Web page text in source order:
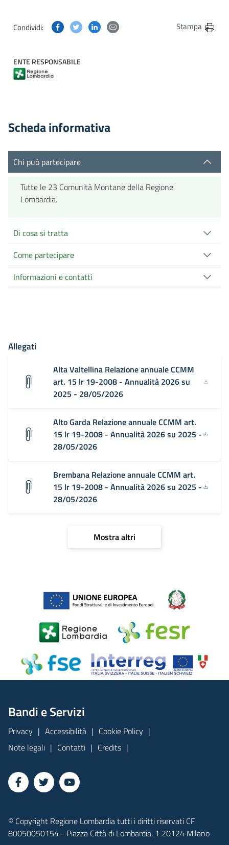
Condividi: Condividi questa pagina su Facebook
Condividi questa pagina su Twitter
Condividi questa pagina su Linkedin
Condividi questa pagina via
Stampa
ENTE RESPONSABILE
Scheda informativa
Chi può partecipare
Tutte le 23 Comunità Montane della Regione
Lombardia.
Di cosa si tratta
Come partecipare
Informazioni e contatti
Allegati
Alta Valtellina Relazione annuale CCMM
art. 15 lr 19-2008 - Annualità 2026 su
2025 - 28/05/2026
Alto Garda Relazione annuale CCMM art.
15 lr 19-2008 - Annualità 2026 su 2025 -
28/05/2026
Brembana Relazione annuale CCMM art.
15 lr 19-2008 - Annualità 2026 su 2025 -
28/05/2026
Mostra altri
Bandi e Servizi
Privacy Accessibilità
Cookie Policy
Note legali
Contatti Credits
© Copyright Regione Lombardia tutti i diritti riservati CF
80050050154 - Piazza Città di Lombardia, 1 20124 Milano